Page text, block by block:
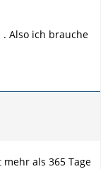
Also ich brauche
als 365 Tage